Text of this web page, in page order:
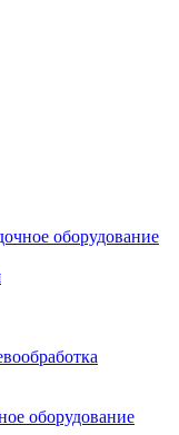
оборудование
оборудование